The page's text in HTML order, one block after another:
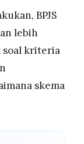
BPJS
lebih
soal kriteria
skema